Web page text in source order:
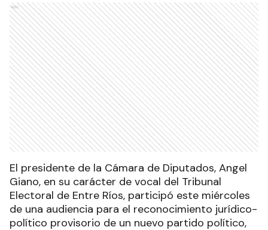
Ads
El presidente de la Cámara de Diputados, Angel
Giano, en su carácter de vocal del Tribunal
Electoral de Entre Ríos, participó este miércoles
de una audiencia para el reconocimiento jurídico-
político provisorio de un nuevo partido político,